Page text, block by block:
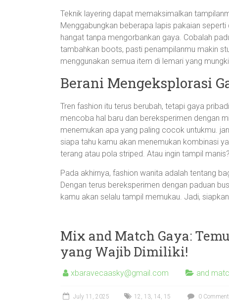
Teknik layering dapat memaksimalkan
Menggabungkan beberapa lapis pakaian
hangat tanpa mengorbankan gaya. Cobalah
tambahkan boots, pasti penampilanmu makin
menggunakan semua item di lemari yang
Berani Mengeksplorasi
Tren fashion itu terus berubah, tetapi gaya
mencoba hal baru dan bereksperimen dengan
menemukan apa yang paling cocok untukmu.
siapa tahu kamu akan menemukan kombinasi
terang atau pola striped. Atau ingin tampil
Pada akhirnya, fashion wanita adalah tentang
Dengan terus bereksperimen dengan paduan
kamu akan selalu tampil memukau. Jadi,
Mix and Match Gaya:
yang Wajib Dimiliki!
xbaravecaasky@gmail.com and
July 11, 2025 12 , 13, 14, 15 0 Comment